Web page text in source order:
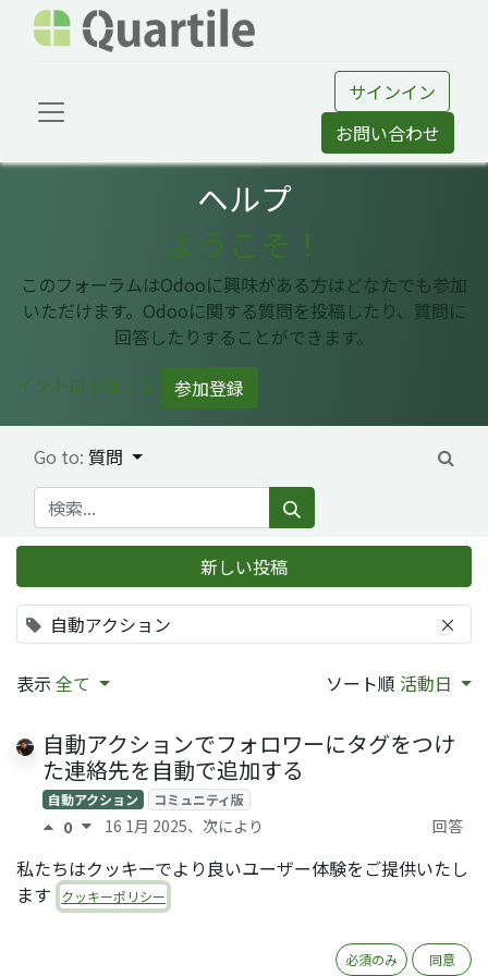
サインイン
お問い合わせ
ヘルプ
ようこそ！
このフォーラムはOdooに興味がある方はどなたでも参加
いただけます。Odooに関する質問を投稿したり、質問に
回答したりすることができます。
イントロを閉じる
参加登録
Go to: 質問
自動アクション ×
新しい投稿
表示 全て ソート順 活動日
自動アクションでフォロワーにタグをつけ
た連絡先を自動で追加する
自動アクション コミュニティ版
0 16 1月 2025、次により
回答
自動アクションを活用しよう
回答
私たちはクッキーでより良いユーザー体験をご提供いたし
ます
クッキーポリシー
必須のみ 同意